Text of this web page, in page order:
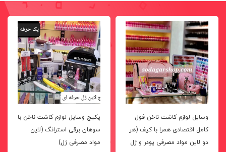
وسایل لوازم کاشت ناخن فول
کامل اقتصادی همرا با کیف (هر
دو لاین مواد مصرفی پودر و ژل
پکیج وسایل لوازم کاشت ناخن با
سوهان برقی استرانگ (لاین
مواد مصرفی ژل)